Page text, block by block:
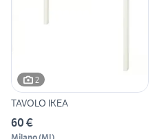
2
TAVOLO IKEA
60 €